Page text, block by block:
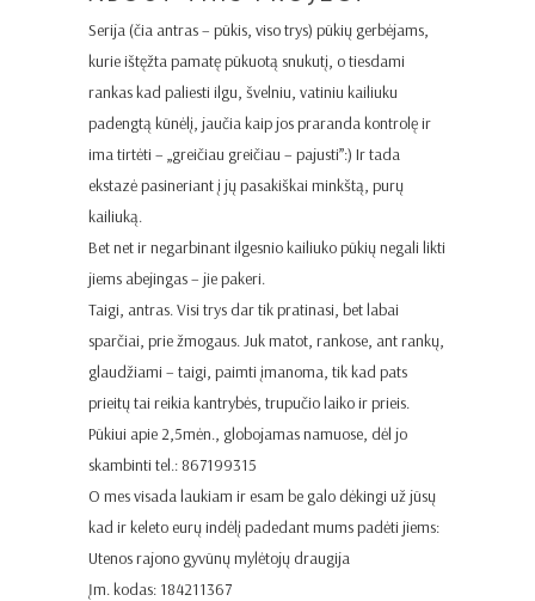
Serija (čia antras – pūkis, viso trys) pūkių gerbėjams,
kurie ištęžta pamatę pūkuotą snukutį, o tiesdami
rankas kad paliesti ilgu, švelniu, vatiniu kailiuku
padengtą kūnėlį, jaučia kaip jos praranda kontrolę ir
ima tirtėti – „greičiau greičiau – pajusti”:) Ir tada
ekstazė pasineriant į jų pasakiškai minkštą, purų
kailiuką.
Bet net ir negarbinant ilgesnio kailiuko pūkių negali likti
jiems abejingas – jie pakeri.
Taigi, antras. Visi trys dar tik pratinasi, bet labai
sparčiai, prie žmogaus. Juk matot, rankose, ant rankų,
glaudžiami – taigi, paimti įmanoma, tik kad pats
prieitų tai reikia kantrybės, trupučio laiko ir prieis.
Pūkiui apie 2,5mėn., globojamas namuose, dėl jo
skambinti tel.: 867199315
O mes visada laukiam ir esam be galo dėkingi už jūsų
kad ir keleto eurų indėlį padedant mums padėti jiems:
Utenos rajono gyvūnų mylėtojų draugija
Įm. kodas: 184211367